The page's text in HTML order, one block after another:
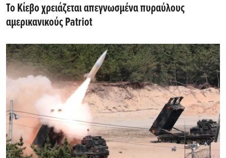
Το Κίεβο χρειάζεται απεγνωσμένα πυραύλους
αμερικανικούς Patriot